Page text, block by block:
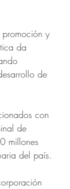
y
da
de
con
de
millones
del país.